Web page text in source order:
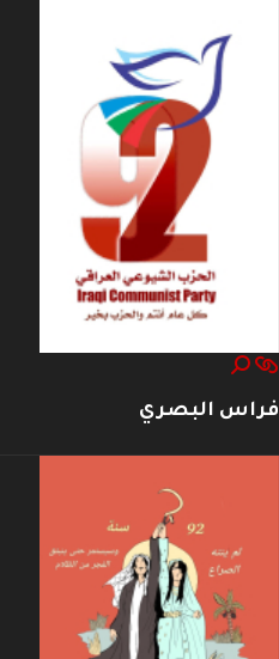
فراس البصري